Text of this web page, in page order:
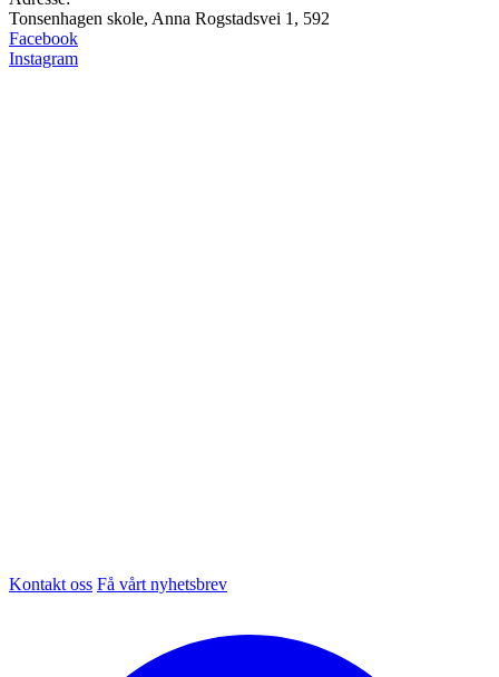
Tonsenhagen skole, Anna Rogstadsvei 1, 592
Facebook
Instagram
Kontakt oss Få vårt nyhetsbrev